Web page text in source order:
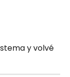
y volvé